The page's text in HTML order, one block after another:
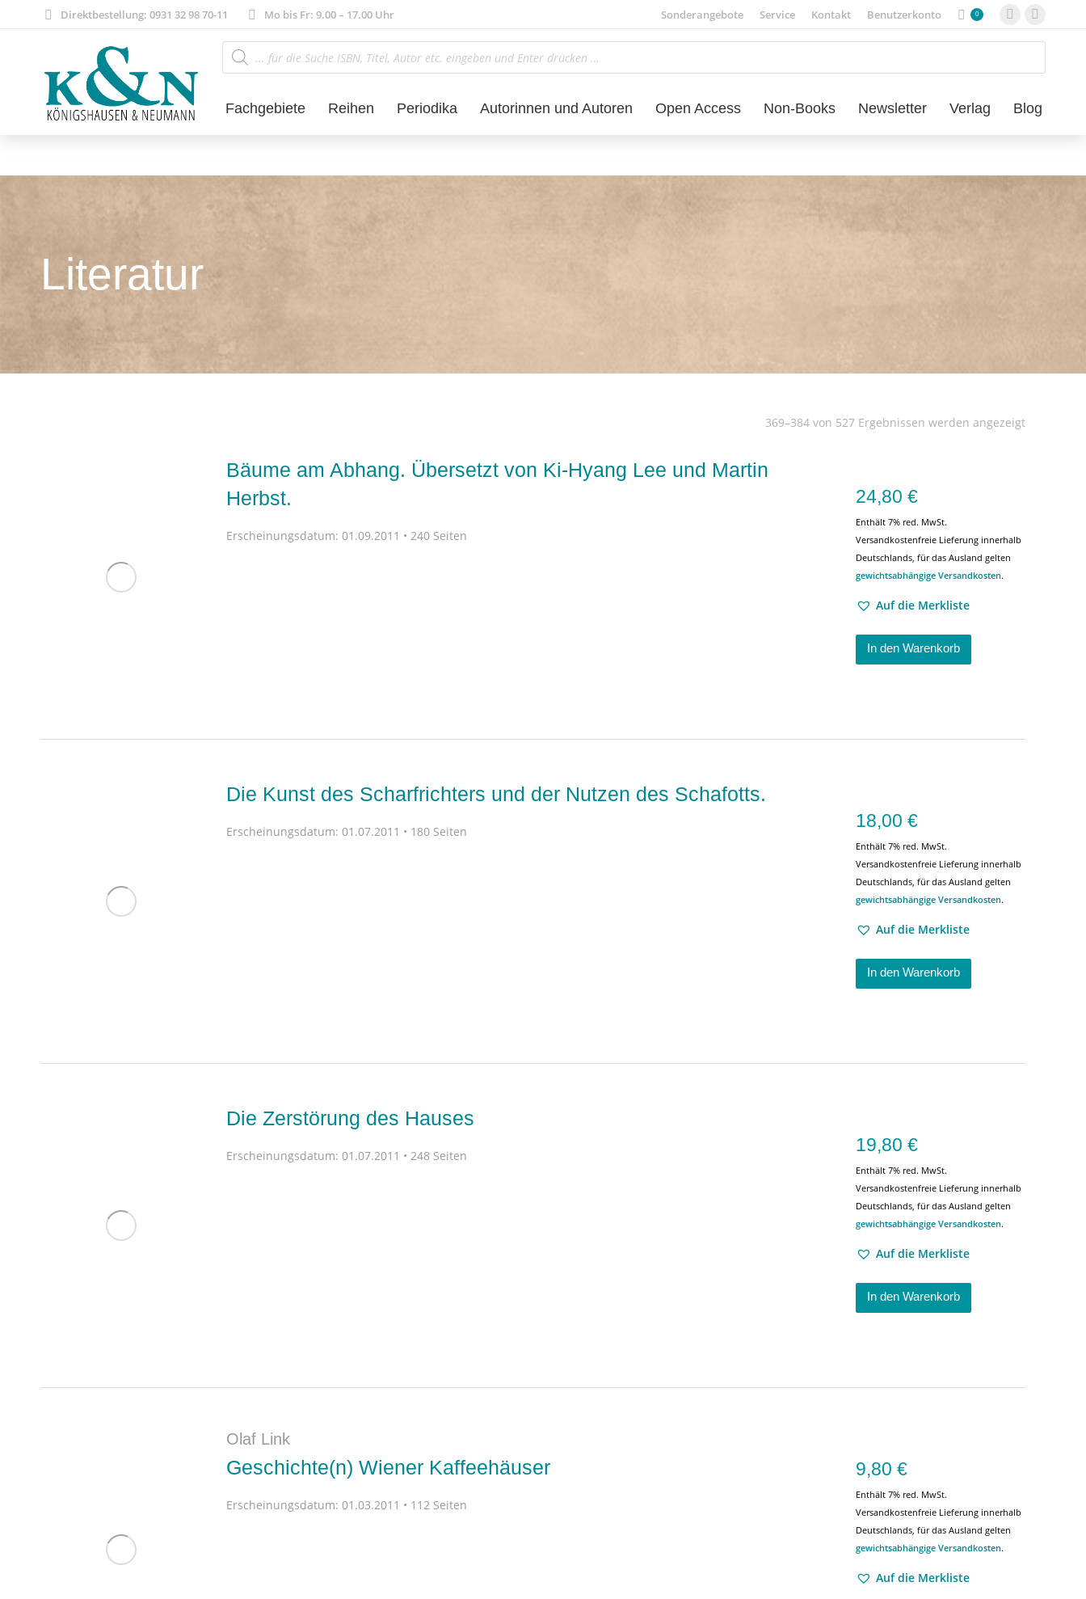
Direktbestellung: 0931 32 98 70-11 Mo bis Fr: 9.00 – 17.00 Uhr Sonderangebote Service Kontakt Benutzerkonto 0
Facebook
page
new
page
new
Products
search
Fachgebiete Reihen Periodika Autorinnen und Autoren Open Access Non-Books Newsletter Verlag Blog
Literatur
369–384 von 527 Ergebnissen werden angezeigt
Bäume am Abhang. Übersetzt von Ki-Hyang Lee und Martin
Herbst.
Erscheinungsdatum: 01.09.2011 • 240 Seiten
24,80 €
Enthält 7% red. MwSt.
Versandkostenfreie Lieferung innerhalb
Deutschlands, für das Ausland gelten
gewichtsabhängige Versandkosten.
Auf die Merkliste
In den Warenkorb
Die Kunst des Scharfrichters und der Nutzen des Schafotts.
Erscheinungsdatum: 01.07.2011 • 180 Seiten
18,00 €
Enthält 7% red. MwSt.
Versandkostenfreie Lieferung innerhalb
Deutschlands, für das Ausland gelten
gewichtsabhängige Versandkosten.
Auf die Merkliste
In den Warenkorb
Die Zerstörung des Hauses
Erscheinungsdatum: 01.07.2011 • 248 Seiten
19,80 €
Enthält 7% red. MwSt.
Versandkostenfreie Lieferung innerhalb
Deutschlands, für das Ausland gelten
gewichtsabhängige Versandkosten.
Auf die Merkliste
In den Warenkorb
Olaf Link
Geschichte(n) Wiener Kaffeehäuser
Erscheinungsdatum: 01.03.2011 • 112 Seiten
9,80 €
Enthält 7% red. MwSt.
Versandkostenfreie Lieferung innerhalb
Deutschlands, für das Ausland gelten
gewichtsabhängige Versandkosten.
Auf die Merkliste